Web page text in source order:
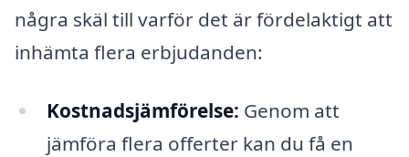
några skäl till varför det är fördelaktigt att
inhämta flera erbjudanden:
Kostnadsjämförelse: Genom att
jämföra flera offerter kan du få en